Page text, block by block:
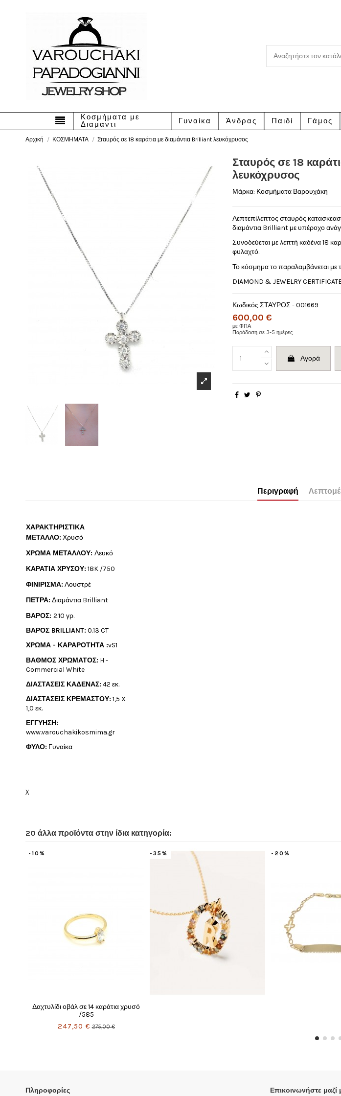
Κοσμήματα με
Διαμαντι
Γυναίκα Άνδρας Παιδί Γάμος
Αρχική ΚΟΣΜΗΜΑΤΑ Σταυρός σε 18 καράτια με διαμάντια Brilliant λευκόχρυσος
Σταυρός σε 18
λευκόχρυσος
Μάρκα: Κοσμήματα Βαρουχάκη
Λεπτεπίλεπτος σταυρός
διαμάντια Brilliant με υπέροχο
Συνοδεύεται με λεπτή καδένα 18
φυλαχτό.
Το κόσμημα το παραλαμβάνεται με
DIAMOND & JEWELRY
Κωδικός ΣΤΑΥΡΟΣ - 001669
600,00 €
με ΦΠΑ
Παράδοση σε 3-5 ημέρες
Αγορά
Περιγραφή
ΧΑΡΑΚΤΗΡΙΣΤΙΚΑ
ΜΕΤΑΛΛΟ: Χρυσό
ΧΡΩΜΑ ΜΕΤΑΛΛΟΥ: Λευκό
ΚΑΡΑΤΙΑ ΧΡΥΣΟΥ: 18K /750
ΦΙΝΙΡΙΣΜΑ: Λουστρέ
ΠΕΤΡΑ: Διαμάντια Brilliant
ΒΑΡΟΣ: 2.10 γρ.
ΒΑΡΟΣ BRILLIANT: 0.13 CT
ΧΡΩΜΑ - ΚΑΡΑΡΟΤΗΤΑ :vS1
ΒΑΘΜΟΣ ΧΡΩΜΑΤΟΣ: H -
Commercial White
ΔΙΑΣΤΑΣΕΙΣ ΚΑΔΕΝΑΣ: 42 εκ.
ΔΙΑΣΤΑΣΕΙΣ ΚΡΕΜΑΣΤΟΥ: 1,5 X
1,0 εκ.
ΕΓΓΥΗΣΗ:
www.varouchakikosmima.gr
ΦΥΛΟ: Γυναίκα
χ
20 άλλα προϊόντα στην ίδια κατηγορία:
Πληροφορίες Επικοινωνήστε μαζί